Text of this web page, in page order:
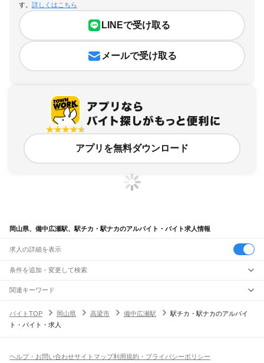
す。 詳しくはこちら
LINEで受け取る
メールで受け取る
アプリを無料ダウンロード
岡山県、備中広瀬駅、駅チカ・駅ナカのアルバイト・バイト求人情報
求人の詳細を表示
条件を追加・変更して検索
市区町村を追加・変更
岡山県すべて
岡山市 すべて
真庭市美作市浅口市和気郡都窪郡浅口郡小田郡真庭郡苫田郡勝田郡
駅を追加・変更
JR山陽本線(岡山～三原)
職種を追加・変更
飲食・フードサービスすべて
関連キーワード
バイトTOP
岡山県 高梁市 備中広瀬駅
駅チカ・駅ナカのアルバイ
ト・バイト・求人
ヘルプ・お問い合わせサイトマップ利用規約・プライバシーポリシー